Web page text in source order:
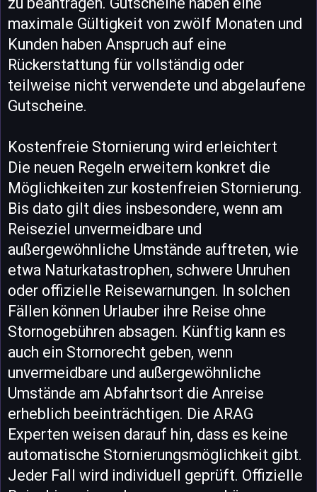
maximale Gültigkeit von zwölf Monaten und
Kunden haben Anspruch auf eine
Rückerstattung für vollständig oder
teilweise nicht verwendete und abgelaufene
Gutscheine.
Kostenfreie Stornierung wird erleichtert
Die neuen Regeln erweitern konkret die
Möglichkeiten zur kostenfreien Stornierung.
Bis dato gilt dies insbesondere, wenn am
Reiseziel unvermeidbare und
außergewöhnliche Umstände auftreten, wie
etwa Naturkatastrophen, schwere Unruhen
oder offizielle Reisewarnungen. In solchen
Fällen können Urlauber ihre Reise ohne
Stornogebühren absagen. Künftig kann es
auch ein Stornorecht geben, wenn
unvermeidbare und außergewöhnliche
Umstände am Abfahrtsort die Anreise
erheblich beeinträchtigen. Die ARAG
Experten weisen darauf hin, dass es keine
automatische Stornierungsmöglichkeit gibt.
Jeder Fall wird individuell geprüft. Offizielle